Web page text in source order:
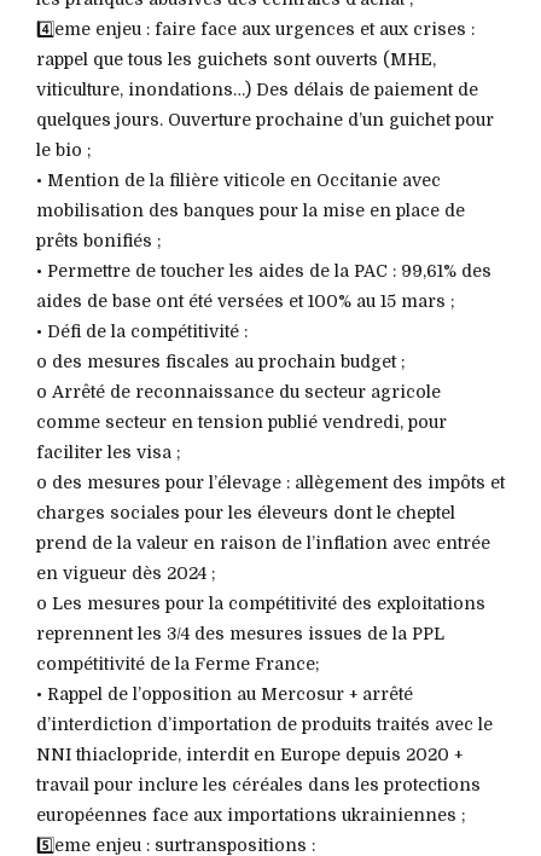
4️⃣eme enjeu : faire face aux urgences et aux crises :
rappel que tous les guichets sont ouverts (MHE,
viticulture, inondations…) Des délais de paiement de
quelques jours. Ouverture prochaine d’un guichet pour
le bio ;
• Mention de la filière viticole en Occitanie avec
mobilisation des banques pour la mise en place de
prêts bonifiés ;
• Permettre de toucher les aides de la PAC : 99,61% des
aides de base ont été versées et 100% au 15 mars ;
• Défi de la compétitivité :
o des mesures fiscales au prochain budget ;
o Arrêté de reconnaissance du secteur agricole
comme secteur en tension publié vendredi, pour
faciliter les visa ;
o des mesures pour l’élevage : allègement des impôts et
charges sociales pour les éleveurs dont le cheptel
prend de la valeur en raison de l’inflation avec entrée
en vigueur dès 2024 ;
o Les mesures pour la compétitivité des exploitations
reprennent les 3/4 des mesures issues de la PPL
compétitivité de la Ferme France;
• Rappel de l’opposition au Mercosur + arrêté
d’interdiction d’importation de produits traités avec le
NNI thiaclopride, interdit en Europe depuis 2020 +
travail pour inclure les céréales dans les protections
européennes face aux importations ukrainiennes ;
5️⃣eme enjeu : surtranspositions :